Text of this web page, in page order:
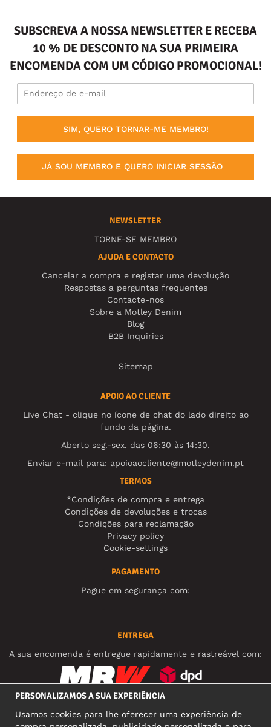
SUBSCREVA A NOSSA NEWSLETTER E RECEBA
10 % DE DESCONTO NA SUA PRIMEIRA
ENCOMENDA COM UM CÓDIGO PROMOCIONAL!
SIM, QUERO TORNAR-ME MEMBRO!
JÁ SOU MEMBRO E QUERO INICIAR SESSÃO
NEWSLETTER
TORNE-SE MEMBRO
AJUDA E CONTACTO
Cancelar a compra e registar uma devolução
Respostas a perguntas frequentes
Contacte-nos
Sobre a Motley Denim
Blog
B2B Inquiries
Sitemap
APOIO AO CLIENTE
Live Chat - clique no ícone de chat do lado direito ao
fundo da página.
Aberto seg.-sex. das 06:30 às 14:30.
Enviar e-mail para: apoioaocliente@motleydenim.pt
TERMOS
*Condições de compra e entrega
Condições de devoluções e trocas
Condições para reclamação
Privacy policy
Cookie-settings
PAGAMENTO
Pague em segurança com:
ENTREGA
A sua encomenda é entregue rapidamente e rastreável com:
PERSONALIZAMOS A SUA EXPERIÊNCIA
Usamos cookies para lhe oferecer uma experiência de